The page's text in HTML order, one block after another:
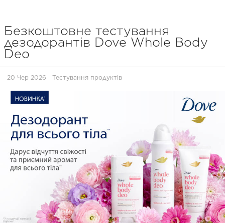
Безкоштовне тестування
дезодорантів Dove Whole Body
Deo
20 Чер 2026 Тестування продуктів